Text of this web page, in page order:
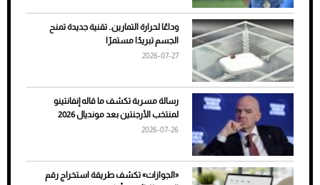
7 نصائح لاختيار لون البنطلون المناسب للقميص
وداعًا لحرارة التمارين.. تقنية جديدة تمنح
الجسم تبريدًا مستمرًا
2026-07-27
رسالة مسربة تكشف ما قاله إنفانتينو
لمنتخب الأرجنتين بعد مونديال 2026
2026-07-26
«الجوازات» تكشف طريقة استخراج رقم